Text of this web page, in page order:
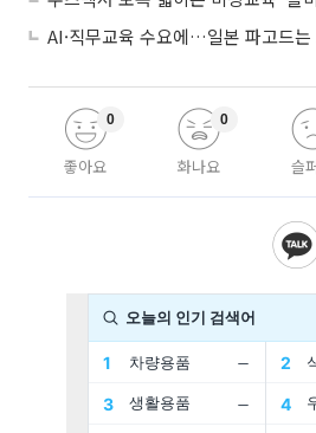
AI·직무교육 수요에…일본 파고드는
좋아요
0
화나요
0
슬